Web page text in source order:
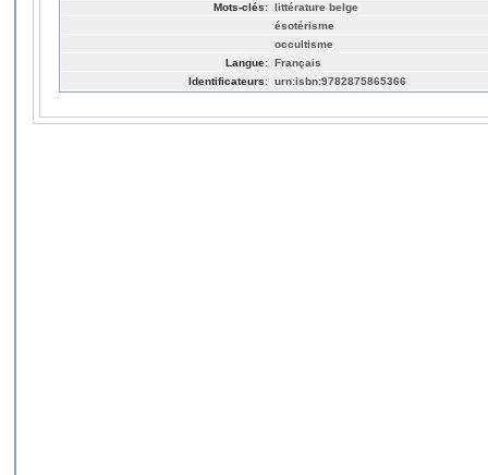
Mots-clés: littérature belge
ésotérisme
occultisme
Langue: Français
Identificateurs: urn:isbn:9782875865366